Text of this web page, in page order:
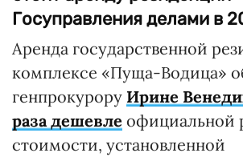
Госуправления делами в
Аренда государственной
комплексе «Пуща-Водица»
генпрокурору Ирине
раза дешевле официальной
стоимости, установленной